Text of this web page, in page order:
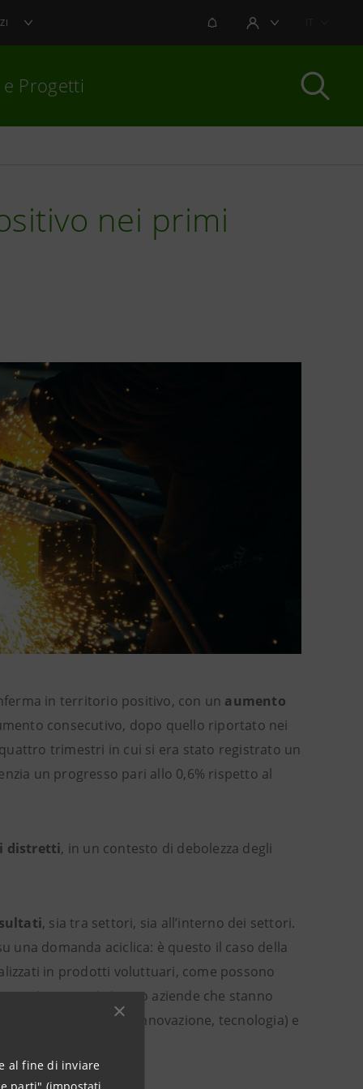
al fine di inviare
NOTIFICHEAREA UTENTE
e Progetti
nei primi
in territorio positivo, con un aumento
consecutivo, dopo quello riportato nei
trimestri in cui si era stato registrato un
un progresso pari allo 0,6% rispetto al
distretti, in un contesto di debolezza degli
, sia tra settori, sia all’interno dei settori.
una domanda aciclica: è questo il caso della
in prodotti voluttuari, come possono
comparti vi sono aziende che stanno
termini di qualità, innovazione, tecnologia) e